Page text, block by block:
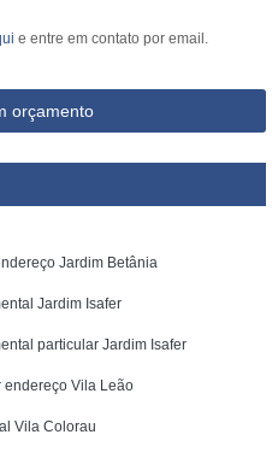
e entre em contato por email.
orçamento
Jardim Betânia
Jardim Isafer
particular Jardim Isafer
endereço Vila Leão
Vila Colorau